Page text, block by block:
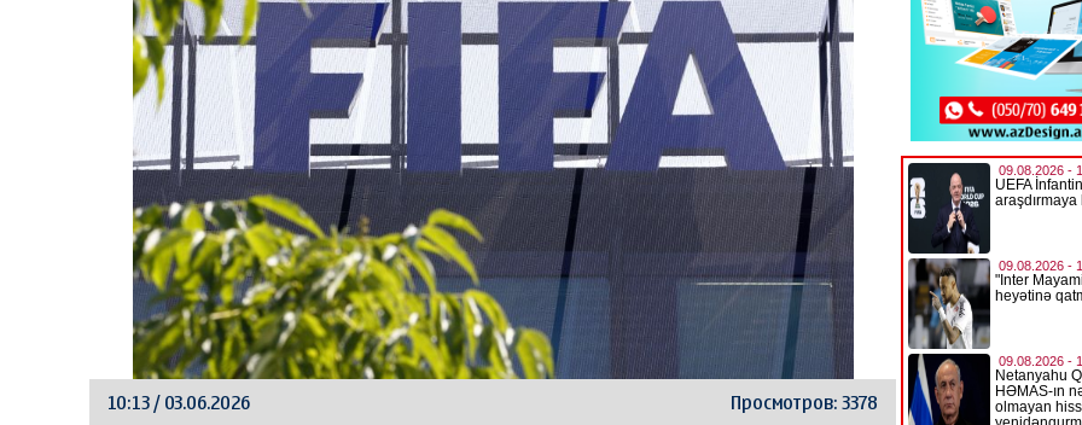
10:13 / 03.06.2026 Просмотров: 3378